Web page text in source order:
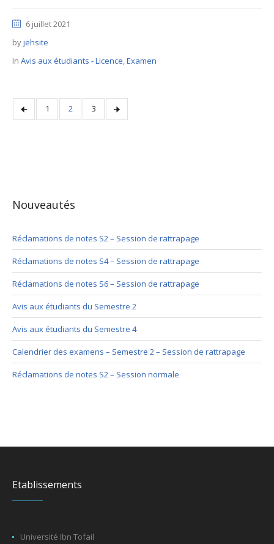
6 juillet 2021
byjehsite
In Avis aux étudiants - Licence,Examen
1 2 3
Nouveautés
Réclamations de notes S2 – Session de rattrapage
Réclamations de notes S4 – Session de rattrapage
Réclamations de notes S6 – Session de rattrapage
Avis aux étudiants du Semestre 2
Avis aux étudiants du Semestre 4
Calendrier des examens – Semestre 2 – Session de rattrapage
Réclamations de notes S2 – Session normale
Etablissements
Université Ibn Tofail